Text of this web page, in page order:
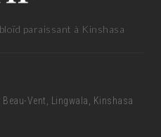
paraissant à Kinshasa
Vent, Lingwala, Kinshasa